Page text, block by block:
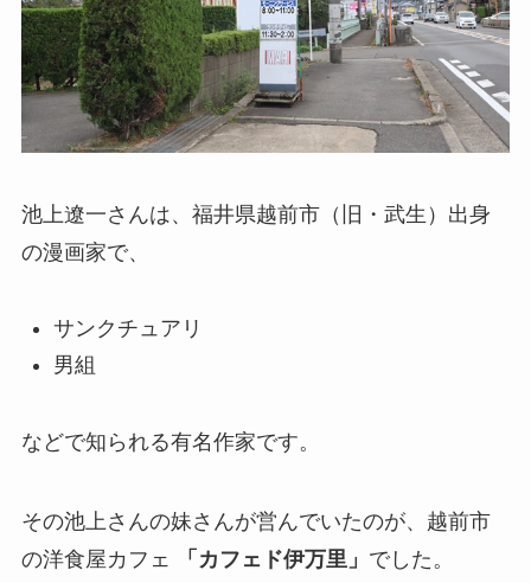
池上遼一さんは、福井県越前市（旧・武生）出身
の漫画家で、
サンクチュアリ
男組
などで知られる有名作家です。
その池上さんの妹さんが営んでいたのが、越前市
の洋食屋カフェ
「カフェド伊万里」 でした。